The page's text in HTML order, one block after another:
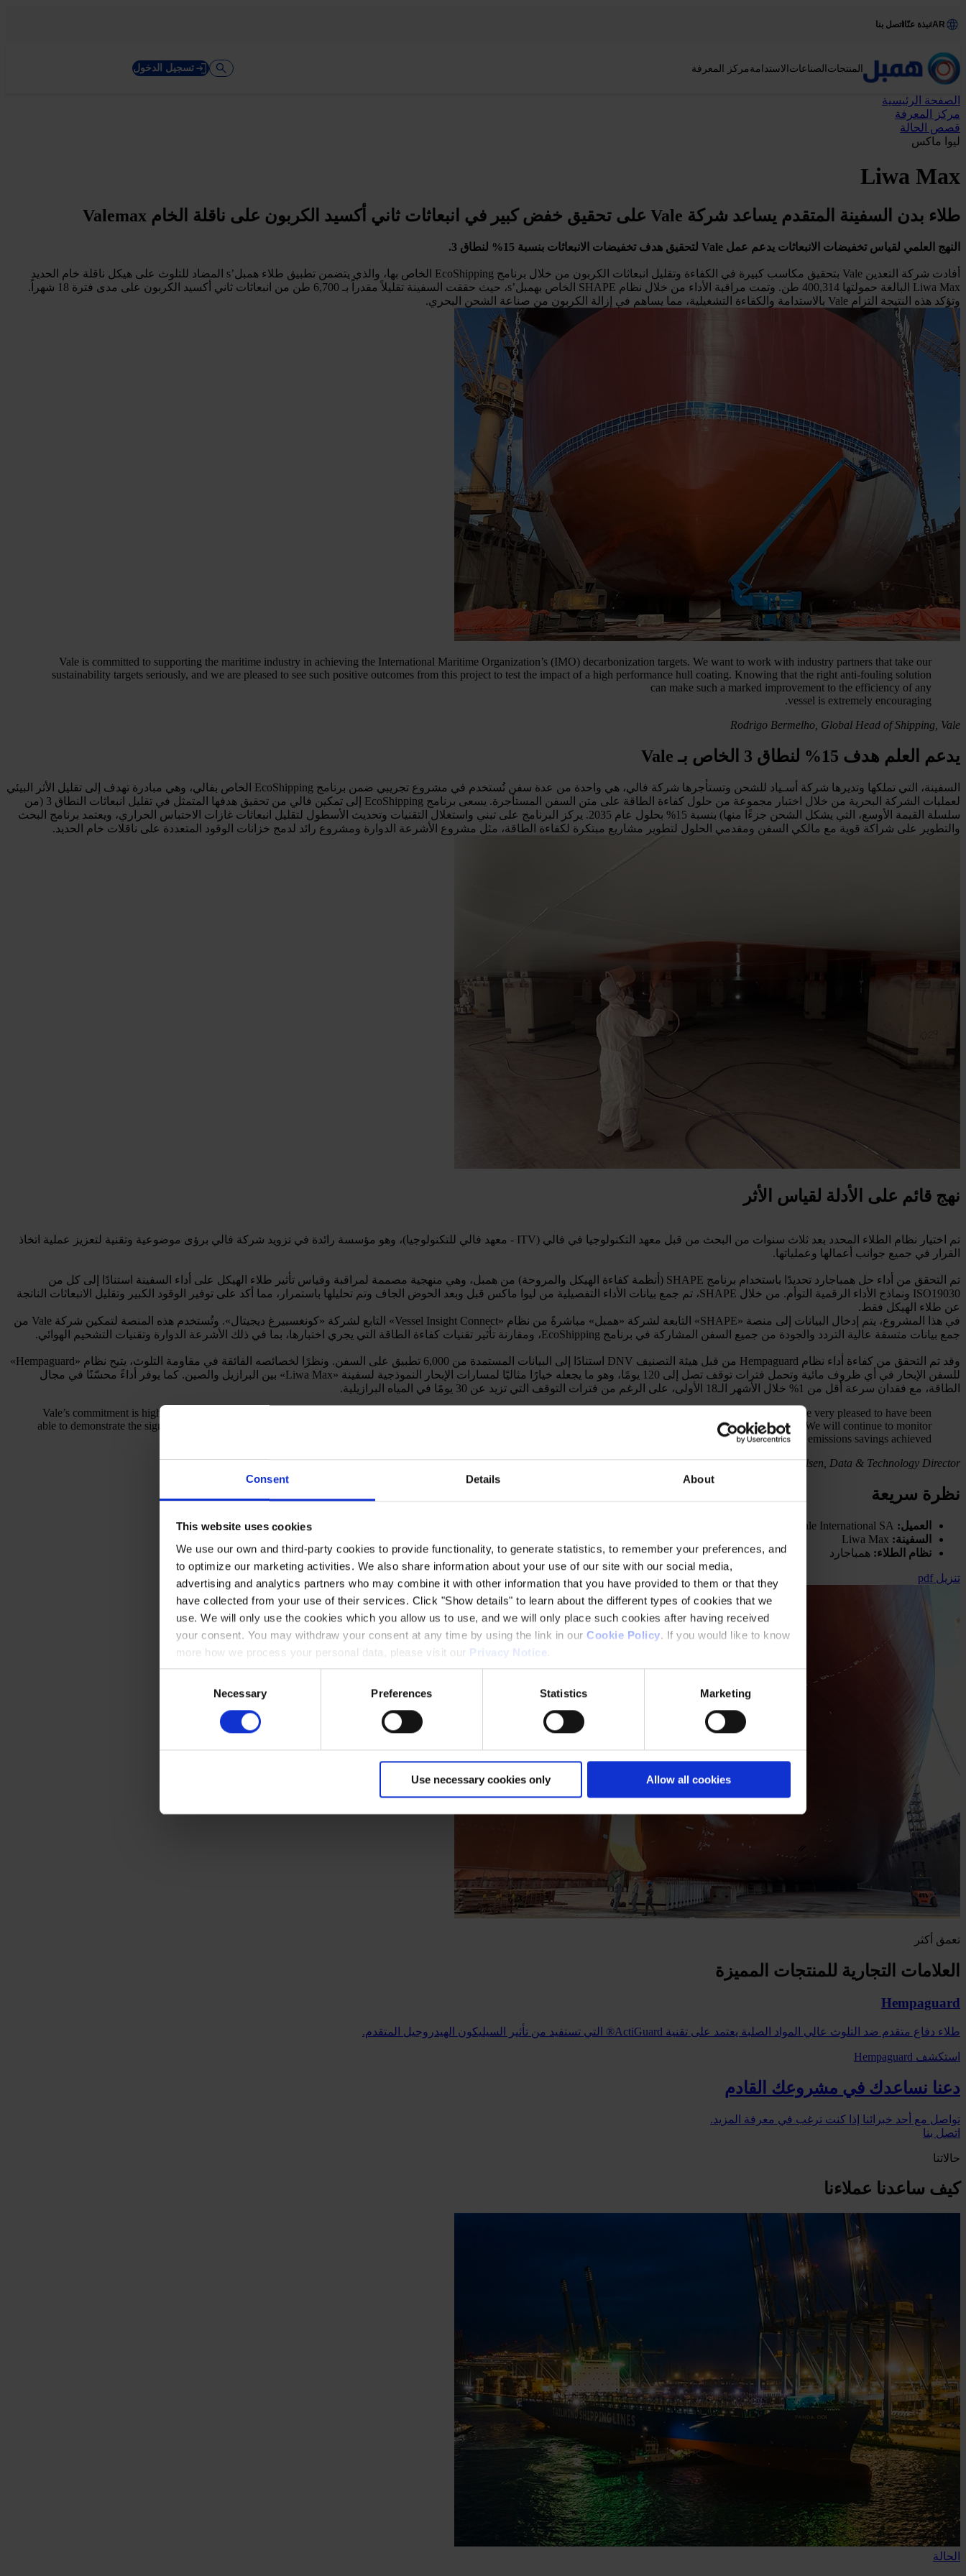
Consent Details About
This website uses cookies
We use our own and third-party cookies to provide functionality, to generate statistics, to remember your preferences, and
to optimize our marketing activities. We also share information about your use of our site with our social media,
advertising and analytics partners who may combine it with other information that you have provided to them or that they
have collected from your use of their services. Click "Show details" to learn about the different types of cookies that we
use. We will only use the cookies which you allow us to use, and we will only place such cookies after having received
your consent. You may withdraw your consent at any time by using the link in our Cookie Policy. If you would like to know
more how we process your personal data, please visit our Privacy Notice
Necessary Preferences Statistics Marketing
Use necessary cookies only Allow all cookies
AR نبذة عنّا اتصل بنا
المنتجات الصناعات الاستدامة مركز المعرفة تسجيل الدخول
الصفحة الرئيسية
مركز المعرفة
قصص الحالة
ليوا ماكس
Liwa Max
طلاء بدن السفينة المتقدم يساعد شركة Vale على تحقيق خفض كبير في انبعاثات ثاني أكسيد الكربون على ناقلة الخام Valemax
النهج العلمي لقياس تخفيضات الانبعاثات يدعم عمل Vale لتحقيق هدف تخفيضات الانبعاثات بنسبة 15% لنطاق 3.
أفادت شركة التعدين Vale بتحقيق مكاسب كبيرة في الكفاءة وتقليل انبعاثات الكربون من خلال برنامج EcoShipping الخاص بها، والذي يتضمن تطبيق طلاء همبل’s المضاد للتلوث على هيكل ناقلة خام الحديد
Liwa Max البالغة حمولتها 400,314 طن. وتمت مراقبة الأداء من خلال نظام SHAPE الخاص بهمبل’s، حيث حققت السفينة تقليلاً مقدراً بـ 6,700 طن من انبعاثات ثاني أكسيد الكربون على مدى فترة 18 شهراً.
وتؤكد هذه النتيجة التزام Vale بالاستدامة والكفاءة التشغيلية، مما يساهم في إزالة الكربون من صناعة الشحن البحري.
Vale is committed to supporting the maritime industry in achieving the International Maritime Organization’s (IMO) decarbonization targets. We want to work with industry partners that take our
sustainability targets seriously, and we are pleased to see such positive outcomes from this project to test the impact of a high performance hull coating. Knowing that the right anti-fouling solution
can make such a marked improvement to the efficiency of any
vessel is extremely encouraging.
Rodrigo Bermelho, Global Head of Shipping, Vale
يدعم العلم هدف 15% لنطاق 3 الخاص بـ Vale
السفينة، التي تملكها وتديرها شركة أسـياد للشحن وتستأجرها شركة فالي، هي واحدة من عدة سفن تُستخدم في مشروع تجريبي ضمن برنامج EcoShipping الخاص بفالي، وهي مبادرة تهدف إلى تقليل الأثر البيئي
لعمليات الشركة البحرية من خلال اختبار مجموعة من حلول كفاءة الطاقة على متن السفن المستأجرة. يسعى برنامج EcoShipping إلى تمكين فالي من تحقيق هدفها المتمثل في تقليل انبعاثات النطاق 3 (من
سلسلة القيمة الأوسع، التي يشكل الشحن جزءًا منها) بنسبة 15% بحلول عام 2035. يركز البرنامج على تبني واستغلال التقنيات وتحديث الأسطول لتقليل انبعاثات غازات الاحتباس الحراري، ويعتمد برنامج البحث
والتطوير على شراكة قوية مع مالكي السفن ومقدمي الحلول لتطوير مشاريع مبتكرة لكفاءة الطاقة، مثل مشروع الأشرعة الدوارة ومشروع رائد لدمج خزانات الوقود المتعددة على ناقلات خام الحديد.
نهج قائم على الأدلة لقياس الأثر
تم اختيار نظام الطلاء المحدد بعد ثلاث سنوات من البحث من قبل معهد التكنولوجيا في فالي (ITV - معهد فالي للتكنولوجيا)، وهو مؤسسة رائدة في تزويد شركة فالي برؤى موضوعية وتقنية لتعزيز عملية اتخاذ
القرار في جميع جوانب أعمالها وعملياتها.
تم التحقق من أداء حل همباجارد تحديدًا باستخدام برنامج SHAPE (أنظمة كفاءة الهيكل والمروحة) من همبل، وهي منهجية مصممة لمراقبة وقياس تأثير طلاء الهيكل على أداء السفينة استنادًا إلى كل من
ISO19030 ونماذج الأداء الرقمية التوأم. من خلال SHAPE، تم جمع بيانات الأداء التفصيلية من ليوا ماكس قبل وبعد الحوض الجاف وتم تحليلها باستمرار، مما أكد على توفير الوقود الكبير وتقليل الانبعاثات الناتجة
عن طلاء الهيكل فقط.
في هذا المشروع، يتم إدخال البيانات إلى منصة «SHAPE» التابعة لشركة «همبل» مباشرةً من نظام «Vessel Insight Connect» التابع لشركة «كونغسبيرغ ديجيتال». وتُستخدم هذه المنصة لتمكين شركة Vale من
جمع بيانات متسقة عالية التردد والجودة من جميع السفن المشاركة في برنامج EcoShipping، ومقارنة تأثير تقنيات كفاءة الطاقة التي يجري اختبارها، بما في ذلك الأشرعة الدوارة وتقنيات التشحيم الهوائي.
وقد تم التحقق من كفاءة أداء نظام Hempaguard من قبل هيئة التصنيف DNV استنادًا إلى البيانات المستمدة من 6,000 تطبيق على السفن. ونظرًا لخصائصه الفائقة في مقاومة التلوث، يتيح نظام «Hempaguard»
للسفن الإبحار في أي ظروف مائية وتحمل فترات توقف تصل إلى 120 يومًا، وهو ما يجعله خيارًا مثاليًا لمسارات الإبحار النموذجية لسفينة «Liwa Max» بين البرازيل والصين. كما يوفر أداءً محسّنًا في مجال
الطاقة، مع فقدان سرعة أقل من 1% خلال الأشهر الـ18 الأولى، على الرغم من فترات التوقف التي تزيد عن 30 يومًا في المياه البرازيلية.
Vale’s commitment is highly commendable and reinforces how important the actions of the entire shipping industry are to enabling more sustainable supply chains. We are very pleased to have been
able to demonstrate the significant strides that can be made by opting for a high-performance hull coating and taking an evidence-based approach to measuring its impact. We will continue to monitor
and report on the coating’s performance until its next scheduled dry dock in 2028, as well as the additional fuel and emissions savings achieved.
Mads Raun Bertelsen, Data & Technology Director
نظرة سريعة
العميل:
السفينة:
نظام الطلاء: همباجارد
تنزيل pdf
تعمق أكثر
العلامات التجارية للمنتجات المميزة
Hempaguard
طلاء دفاع متقدم ضد التلوث عالي المواد الصلبة يعتمد على تقنية ActiGuard® التي تستفيد من تأثير السيليكون الهيدروجيل المتقدم.
استكشف Hempaguard
دعنا نساعدك في مشروعك القادم
تواصل مع أحد خبرائنا إذا كنت ترغب في معرفة المزيد.
اتصل بنا
حالاتنا
كيف ساعدنا عملاءنا
الحالة